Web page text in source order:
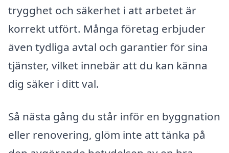
trygghet och säkerhet i att arbetet är
korrekt utfört. Många företag erbjuder
även tydliga avtal och garantier för sina
tjänster, vilket innebär att du kan känna
dig säker i ditt val.
Så nästa gång du står inför en byggnation
eller renovering, glöm inte att tänka på